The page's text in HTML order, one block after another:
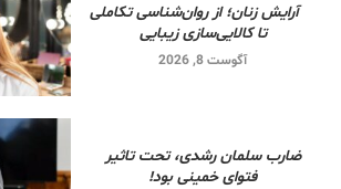
آرایش زنان؛ از روان‌شناسی تکاملی
تا کالایی‌سازی زیبایی
آگوست 8, 2026
ضارب سلمان رشدی، تحت تاثیر
فتوای خمینی بود!